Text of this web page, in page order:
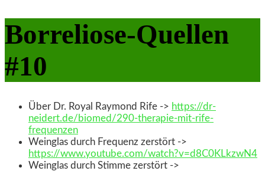
Borreliose-Quellen
#10
Über Dr. Royal Raymond Rife -> https://dr-
neidert.de/biomed/290-therapie-mit-rife-
frequenzen
Weinglas durch Frequenz zerstört ->
https://www.youtube.com/watch?v=d8C0KLkzwN4
Weinglas durch Stimme zerstört ->